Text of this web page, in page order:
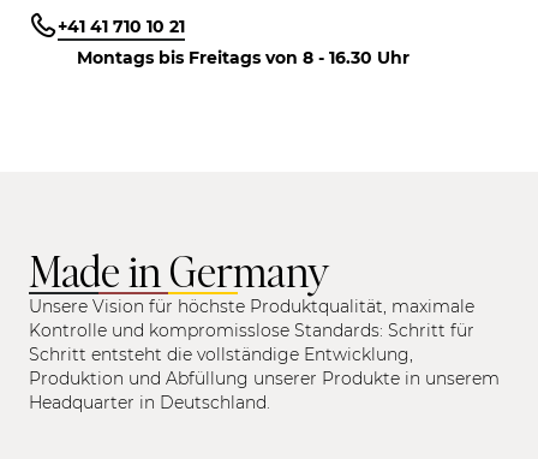
+41 41 710 10 21
Montags bis Freitags von 8 - 16.30 Uhr
Made in Germany
Unsere Vision für höchste Produktqualität, maximale
Kontrolle und kompromisslose Standards: Schritt für
Schritt entsteht die vollständige Entwicklung,
Produktion und Abfüllung unserer Produkte in unserem
Headquarter in Deutschland.